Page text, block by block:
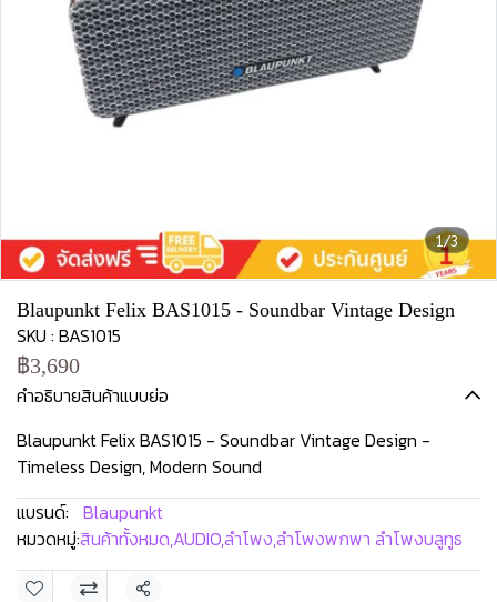
1/3
Blaupunkt Felix BAS1015 - Soundbar Vintage Design
SKU : BAS1015
฿3,690
คำอธิบายสินค้าแบบย่อ
Blaupunkt Felix BAS1015 - Soundbar Vintage Design -
Timeless Design, Modern Sound
แบรนด์: Blaupunkt
หมวดหมู่:สินค้าทั้งหมด,AUDIO,ลำโพง,ลำโพงพกพา ลำโพงบลูทูธ